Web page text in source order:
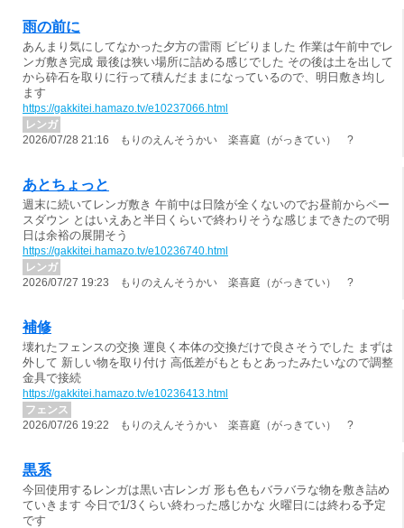
雨の前に
あんまり気にしてなかった夕方の雷雨 ビビりました 作業は午前中でレ
ンガ敷き完成 最後は狭い場所に詰める感じでした その後は土を出して
から砕石を取りに行って積んだままになっているので、明日敷き均し
ます
https://gakkitei.hamazo.tv/e10237066.html
レンガ
2026/07/28 21:16 もりのえんそうかい 楽喜庭（がっきてい） ?
あとちょっと
週末に続いてレンガ敷き 午前中は日陰が全くないのでお昼前からペー
スダウン とはいえあと半日くらいで終わりそうな感じまできたので明
日は余裕の展開そう
https://gakkitei.hamazo.tv/e10236740.html
レンガ
2026/07/27 19:23 もりのえんそうかい 楽喜庭（がっきてい） ?
補修
壊れたフェンスの交換 運良く本体の交換だけで良さそうでした まずは
外して 新しい物を取り付け 高低差がもともとあったみたいなので調整
金具で接続
https://gakkitei.hamazo.tv/e10236413.html
フェンス
2026/07/26 19:22 もりのえんそうかい 楽喜庭（がっきてい） ?
黒系
今回使用するレンガは黒い古レンガ 形も色もバラバラな物を敷き詰め
ていきます 今日で1/3くらい終わった感じかな 火曜日には終わる予定
です